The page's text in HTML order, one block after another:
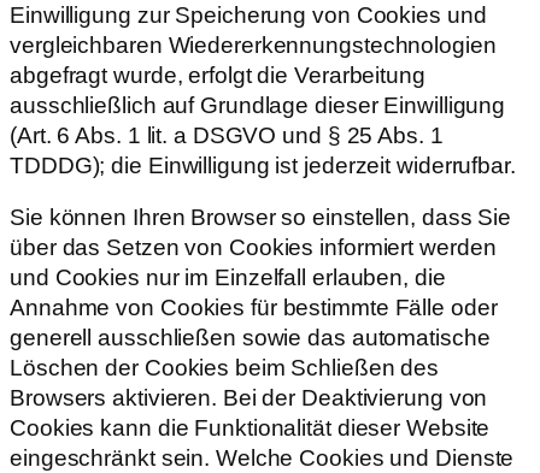
Einwilligung zur Speicherung von Cookies und
vergleichbaren Wiedererkennungstechnologien
abgefragt wurde, erfolgt die Verarbeitung
ausschließlich auf Grundlage dieser Einwilligung
(Art. 6 Abs. 1 lit. a DSGVO und § 25 Abs. 1
TDDDG); die Einwilligung ist jederzeit widerrufbar.
Sie können Ihren Browser so einstellen, dass Sie
über das Setzen von Cookies informiert werden
und Cookies nur im Einzelfall erlauben, die
Annahme von Cookies für bestimmte Fälle oder
generell ausschließen sowie das automatische
Löschen der Cookies beim Schließen des
Browsers aktivieren. Bei der Deaktivierung von
Cookies kann die Funktionalität dieser Website
eingeschränkt sein. Welche Cookies und Dienste